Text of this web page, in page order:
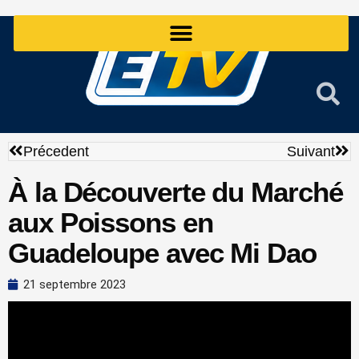
Précédent
Précedent Suivant
À la Découverte du Marché
aux Poissons en
Guadeloupe avec Mi Dao
21 septembre 2023